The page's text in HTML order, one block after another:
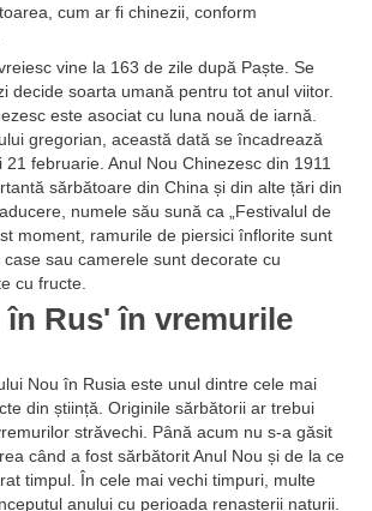
cum ar fi chinezii, conform
vine la 163 de zile după Paște. Se
decide soarta umană pentru tot anul viitor.
este asociat cu luna nouă de iarnă.
gregorian, această dată se încadrează
februarie. Anul Nou Chinezesc din 1911
sărbătoare din China și din alte țări din
numele său sună ca „Festivalul de
moment, ramurile de piersici înflorite sunt
sau camerele sunt decorate cu
cu fructe.
Rus' în vremurile
Nou în Rusia este unul dintre cele mai
din știință. Originile sărbătorii ar trebui
străvechi. Până acum nu s-a găsit
când a fost sărbătorit Anul Nou și de la ce
timpul. În cele mai vechi timpuri, multe
anului cu perioada renașterii naturii.